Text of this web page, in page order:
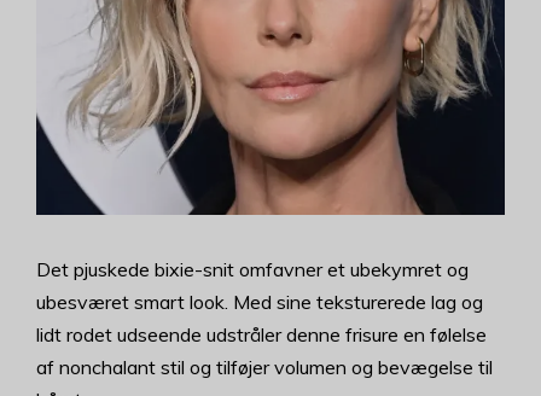
Det pjuskede bixie-snit omfavner et ubekymret og
ubesværet smart look. Med sine teksturerede lag og
lidt rodet udseende udstråler denne frisure en følelse
af nonchalant stil og tilføjer volumen og bevægelse til